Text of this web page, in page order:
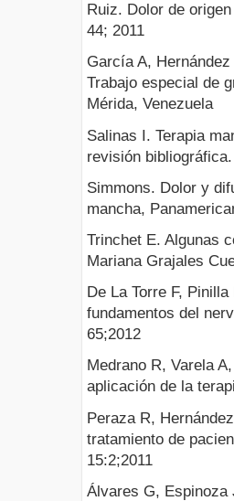
Ruiz. Dolor de
44; 2011
García A,
Trabajo especial de
Mérida, Venezuela
Salinas I. Terapia
revisión
Simmons. Dolor y
mancha,
Trinchet E. Algunas
Mariana Grajales
De La Torre F,
fundamentos del
65;2012
Medrano R, Varela
aplicación de la
Peraza R,
tratamiento de
15:2;2011
Álvares G, Espinoza